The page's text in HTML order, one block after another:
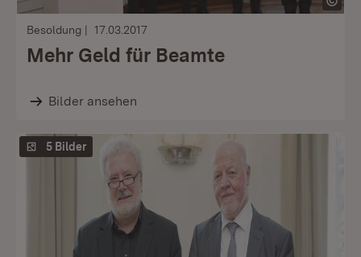
Besoldung 17.03.2017
Mehr Geld für Beamte
Bilder ansehen
5 Bilder